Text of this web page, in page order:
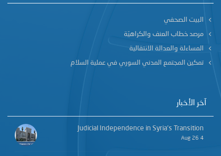
البيت الصحفي
مرصد خطاب العنف والكراهيّة
المساءلة والعدالة الانتقالية
تمكين المجتمع المدني السوري في عملية السلام
آخر الأخبار
Judicial Independence in Syria’s Transition
4 Aug 26